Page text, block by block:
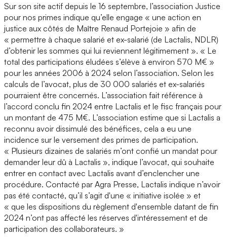
Sur son site actif depuis le 16 septembre, l’association Justice
pour nos primes indique qu’elle engage « une action en
justice aux côtés de Maître Renaud Portejoie » afin de
« permettre à chaque salarié et ex-salarié (de Lactalis, NDLR)
d’obtenir les sommes qui lui reviennent légitimement ». « Le
total des participations éludées s’élève à environ 570 M€ »
pour les années 2006 à 2024 selon l’association. Selon les
calculs de l’avocat, plus de 30 000 salariés et ex-salariés
pourraient être concernés. L’association fait référence à
l’accord conclu fin 2024 entre Lactalis et le fisc français pour
un montant de 475 M€. L’association estime que si Lactalis a
reconnu avoir dissimulé des bénéfices, cela a eu une
incidence sur le versement des primes de participation.
« Plusieurs dizaines de salariés m’ont confié un mandat pour
demander leur dû à Lactalis », indique l’avocat, qui souhaite
entrer en contact avec Lactalis avant d’enclencher une
procédure. Contacté par Agra Presse, Lactalis indique n’avoir
pas été contacté, qu’il s’agit d'une « initiative isolée » et
« que les dispositions du règlement d'ensemble datant de fin
2024 n’ont pas affecté les réserves d'intéressement et de
participation des collaborateurs. »